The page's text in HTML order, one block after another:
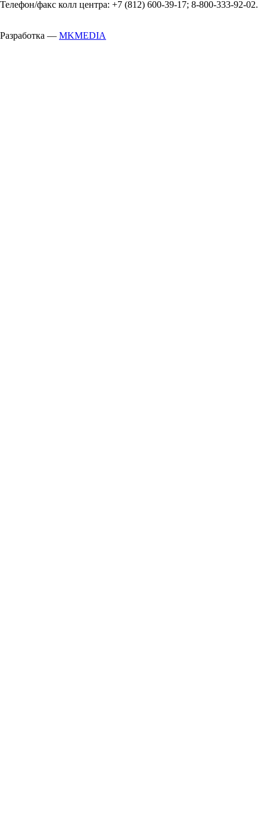
Телефон/факс колл центра: +7 (812) 600-39-17; 8-800-333-92-02.
Разработка — MKMEDIA